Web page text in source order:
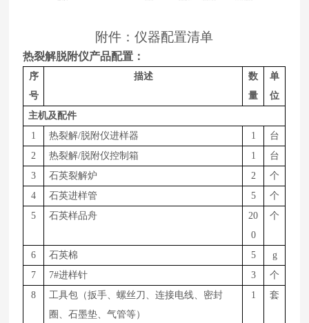
附件：仪器配置清单
热裂解脱附仪产品配置：
序
号
描述
数
量
单
位
主机及配件
1
热裂解/脱附仪进样器 1
台
2
热裂解/脱附仪控制箱 1
台
3
石英裂解炉 2
个
4
石英进样管 5
个
5
石英样品舟
20
0
个
6 石英棉 5
g
7
7#进样针 3
个
8
工具包（扳手、螺丝刀、连接电线、密封
圈、石墨垫、气管等）
1 套